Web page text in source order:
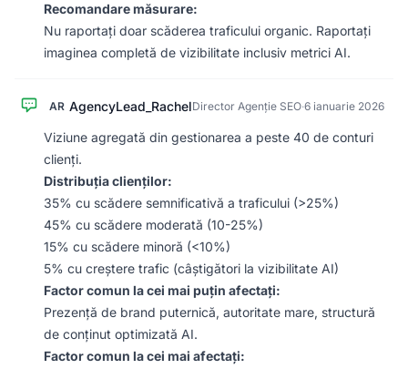
Recomandare măsurare:
Nu raportați doar scăderea traficului organic. Raportați
imaginea completă de vizibilitate inclusiv metrici AI.
AR AgencyLead_RachelDirector Agenție SEO·6 ianuarie 2026
Viziune agregată din gestionarea a peste 40 de conturi
clienți.
Distribuția clienților:
35% cu scădere semnificativă a traficului (>25%)
45% cu scădere moderată (10-25%)
15% cu scădere minoră (<10%)
5% cu creștere trafic (câștigători la vizibilitate AI)
Factor comun la cei mai puțin afectați:
Prezență de brand puternică, autoritate mare, structură
de conținut optimizată AI.
Factor comun la cei mai afectați: